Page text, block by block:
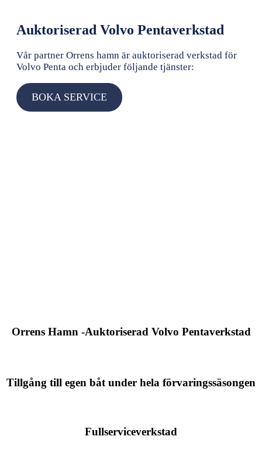
Auktoriserad Volvo Pentaverkstad
Vår partner Orrens hamn är auktoriserad verkstad för
Volvo Penta och erbjuder följande tjänster:
BOKA SERVICE
Orrens Hamn -Auktoriserad Volvo Pentaverkstad
Tillgång till egen båt under hela förvaringssäsongen
Fullserviceverkstad